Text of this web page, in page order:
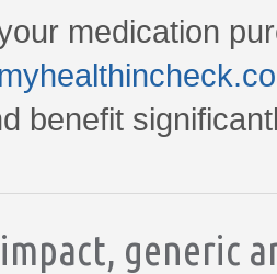
medication
benefit
generic